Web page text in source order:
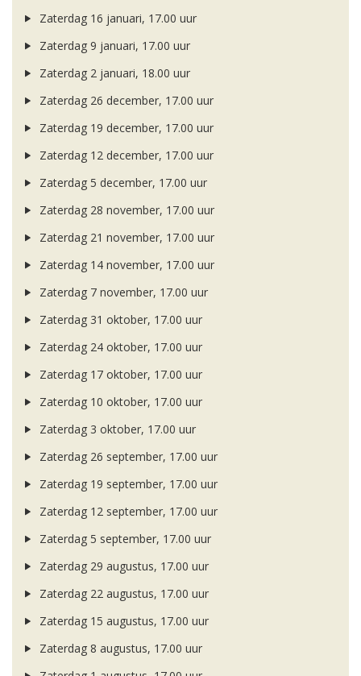
Zaterdag 16 januari, 17.00 uur
Zaterdag 9 januari, 17.00 uur
Zaterdag 2 januari, 18.00 uur
Zaterdag 26 december, 17.00 uur
Zaterdag 19 december, 17.00 uur
Zaterdag 12 december, 17.00 uur
Zaterdag 5 december, 17.00 uur
Zaterdag 28 november, 17.00 uur
Zaterdag 21 november, 17.00 uur
Zaterdag 14 november, 17.00 uur
Zaterdag 7 november, 17.00 uur
Zaterdag 31 oktober, 17.00 uur
Zaterdag 24 oktober, 17.00 uur
Zaterdag 17 oktober, 17.00 uur
Zaterdag 10 oktober, 17.00 uur
Zaterdag 3 oktober, 17.00 uur
Zaterdag 26 september, 17.00 uur
Zaterdag 19 september, 17.00 uur
Zaterdag 12 september, 17.00 uur
Zaterdag 5 september, 17.00 uur
Zaterdag 29 augustus, 17.00 uur
Zaterdag 22 augustus, 17.00 uur
Zaterdag 15 augustus, 17.00 uur
Zaterdag 8 augustus, 17.00 uur